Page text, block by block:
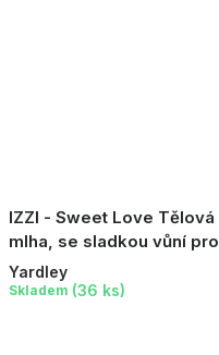
IZZI - Sweet Love Tělová
mlha, se sladkou vůní pro
mladé dívky, 100 ml
Yardley
Skladem (36 ks)